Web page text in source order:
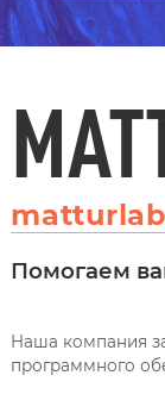
Помогаем
Наша компания
программного